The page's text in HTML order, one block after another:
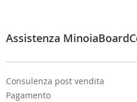
e
:
Assistenza
Consulenza post vendita
Pagamento